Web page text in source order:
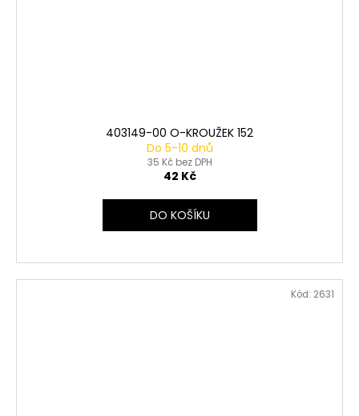
403149-00 O-KROUŽEK 152
Do 5-10 dnů
35 Kč bez DPH
42 Kč
DO KOŠÍKU
Kód: 2631